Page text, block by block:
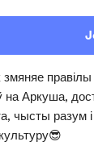
змяняе
Аркуша,
чысты разум